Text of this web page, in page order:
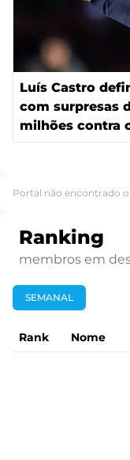
Luís Castro
com surpresas
milhões contra
Portal não encontrado
Ranking
membros em
SEMANAL
Rank Nome